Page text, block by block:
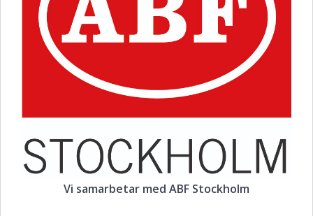
Vi samarbetar med ABF Stockholm